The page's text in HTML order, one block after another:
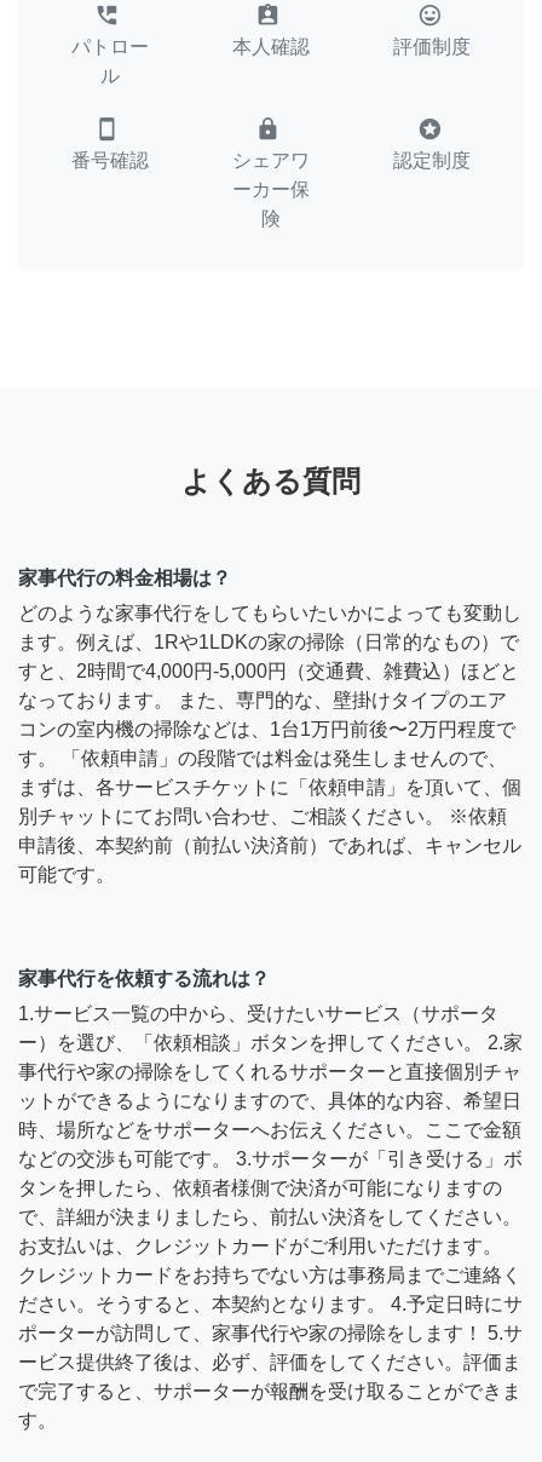
perm_phone_msg
パトロー
ル
assignment_ind
本人確認
tag_faces
評価制度
smartphone
番号確認
lock
シェアワ
ーカー保
険
stars
認定制度
よくある質問
家事代行の料金相場は？
どのような家事代行をしてもらいたいかによっても変動し
ます。例えば、1Rや1LDKの家の掃除（日常的なもの）で
すと、2時間で4,000円-5,000円（交通費、雑費込）ほどと
なっております。 また、専門的な、壁掛けタイプのエア
コンの室内機の掃除などは、1台1万円前後〜2万円程度で
す。 「依頼申請」の段階では料金は発生しませんので、
まずは、各サービスチケットに「依頼申請」を頂いて、個
別チャットにてお問い合わせ、ご相談ください。 ※依頼
申請後、本契約前（前払い決済前）であれば、キャンセル
可能です。
家事代行を依頼する流れは？
1.サービス一覧の中から、受けたいサービス（サポータ
ー）を選び、「依頼相談」ボタンを押してください。 2.家
事代行や家の掃除をしてくれるサポーターと直接個別チャ
ットができるようになりますので、具体的な内容、希望日
時、場所などをサポーターへお伝えください。ここで金額
などの交渉も可能です。 3.サポーターが「引き受ける」ボ
タンを押したら、依頼者様側で決済が可能になりますの
で、詳細が決まりましたら、前払い決済をしてください。
お支払いは、クレジットカードがご利用いただけます。
クレジットカードをお持ちでない方は事務局までご連絡く
ださい。そうすると、本契約となります。 4.予定日時にサ
ポーターが訪問して、家事代行や家の掃除をします！ 5.サ
ービス提供終了後は、必ず、評価をしてください。評価ま
で完了すると、サポーターが報酬を受け取ることができま
す。